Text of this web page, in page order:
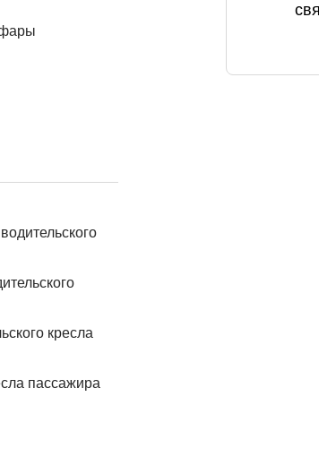
кресла
пассажира